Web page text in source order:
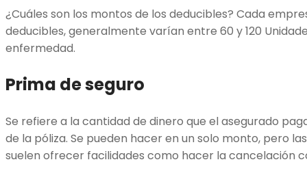
¿Cuáles son los montos de los deducibles? Cada
deducibles, generalmente varían entre 60 y 120
enfermedad.
Prima de seguro
Se refiere a la cantidad de dinero que el asegurado
de la póliza. Se pueden hacer en un solo monto, pero
suelen ofrecer facilidades como hacer la cancelación